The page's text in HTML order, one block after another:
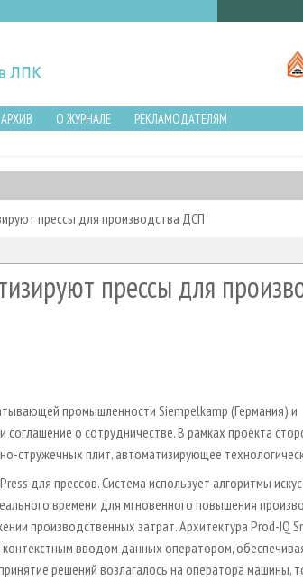
АРХИВ О ЖУРНАЛЕ
РЕКЛАМОДАТЕЛЯМ
прессы для производства ДСП
прессы для
промышленности Siempelkamp (Германия) и
о сотрудничестве. В рамках проекта
плит, автоматизирующее
для прессов. Система использует алгоритмы
времени для мгновенного повышения
производственных затрат. Архитектура Prod-IQ
вводом данных оператором,
решений возлагалось на оператора машины,